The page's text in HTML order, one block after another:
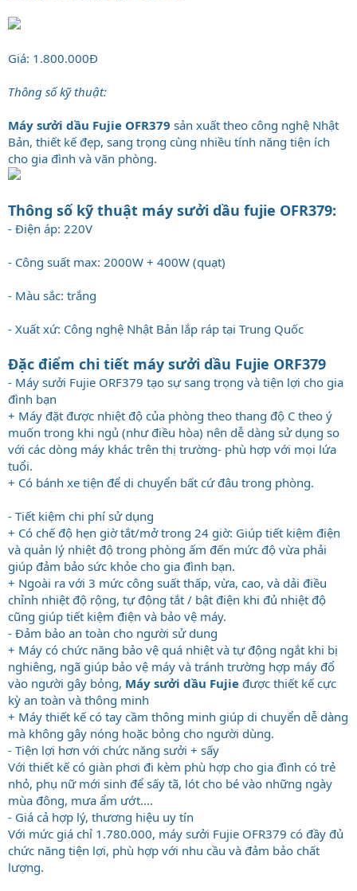
Giá: 1.800.000Đ
Thông số kỹ thuật:
Máy sưởi dầu Fujie OFR379 sản xuất theo công nghệ Nhật
Bản, thiết kế đẹp, sang trọng cùng nhiều tính năng tiện ích
cho gia đình và văn phòng.
Thông số kỹ thuật máy sưởi dầu fujie OFR379:
- Điện áp: 220V
- Công suất max: 2000W + 400W (quạt)
- Màu sắc: trắng
- Xuất xứ: Công nghệ Nhật Bản lắp ráp tại Trung Quốc
Đặc điểm chi tiết máy sưởi dầu Fujie ORF379
- Máy sưởi Fujie ORF379 tạo sự sang trọng và tiện lợi cho gia
đình bạn
+ Máy đặt được nhiệt độ của phòng theo thang độ C theo ý
muốn trong khi ngủ (như điều hòa) nên dễ dàng sử dụng so
với các dòng máy khác trên thị trường- phù hợp với mọi lứa
tuổi.
+ Có bánh xe tiện để di chuyển bất cứ đâu trong phòng.
- Tiết kiệm chi phí sử dụng
+ Có chế độ hẹn giờ tắt/mở trong 24 giờ: Giúp tiết kiệm điện
và quản lý nhiệt độ trong phòng ấm đến mức độ vừa phải
giúp đảm bảo sức khỏe cho gia đình bạn.
+ Ngoài ra với 3 mức công suất thấp, vừa, cao, và dải điều
chỉnh nhiệt độ rộng, tự động tắt / bật điện khi đủ nhiệt độ
cũng giúp tiết kiệm điện và bảo vệ máy.
- Đảm bảo an toàn cho người sử dung
+ Máy có chức năng bảo vệ quá nhiệt và tự động ngắt khi bị
nghiêng, ngã giúp bảo vệ máy và tránh trường hợp máy đổ
vào người gây bỏng, Máy sưởi dầu Fujie được thiết kế cực
kỳ an toàn và thông minh
+ Máy thiết kế có tay cầm thông minh giúp di chuyển dễ dàng
mà không gây nóng hoặc bỏng cho người dùng.
- Tiện lợi hơn với chức năng sưởi + sấy
Với thiết kế có giàn phơi đi kèm phù hợp cho gia đình có trẻ
nhỏ, phụ nữ mới sinh để sấy tã, lót cho bé vào những ngày
mùa đông, mưa ẩm ướt….
- Giá cả hợp lý, thương hiệu uy tín
Với mức giá chỉ 1.780.000, máy sưởi Fujie OFR379 có đầy đủ
chức năng tiện lợi, phù hợp với nhu cầu và đảm bảo chất
lượng.